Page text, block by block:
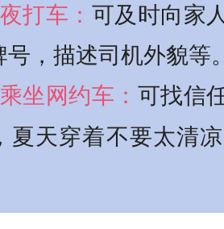
打车： 可及时向家
号，描述司机外貌等
坐网约车： 可找信
夏天穿着不要太清